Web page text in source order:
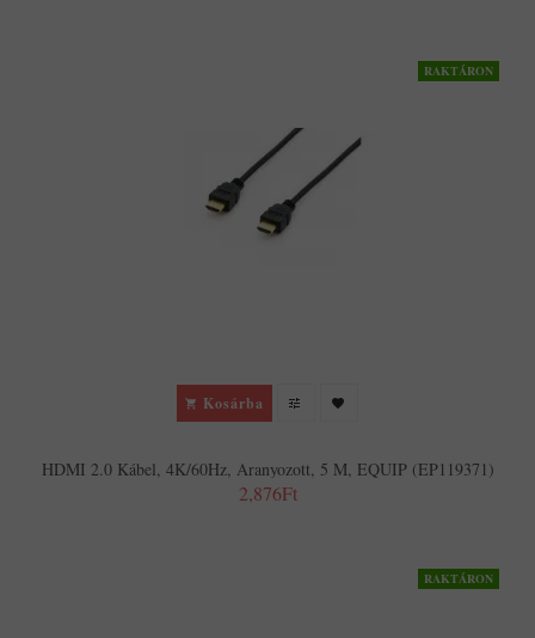
RAKTÁRON
Kosárba
HDMI 2.0 Kábel, 4K/60Hz, Aranyozott, 5 M, EQUIP (EP119371)
2,876Ft
RAKTÁRON